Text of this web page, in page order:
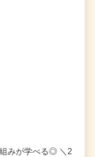
みが学べる◎ ＼2